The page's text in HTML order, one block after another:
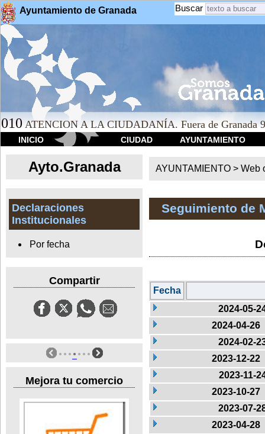
Ayuntamiento de Granada Buscar
010 ATENCION A LA CIUDADANÍA. Fuera de Granada
INICIO CIUDAD AYUNTAMIENTO
Ayto.Granada
Declaraciones
Institucionales
Por fecha
Compartir
Mejora tu comercio
AYUNTAMIENTO > Web
Seguimiento de
Fecha
2024-05-
2024-04-26
2024-02-
2023-12-22
2023-11-
2023-10-27
2023-07-
2023-04-28